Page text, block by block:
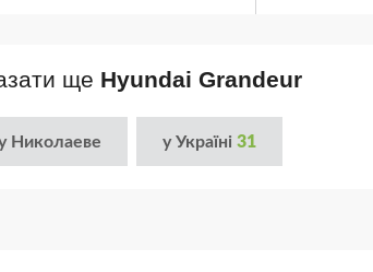
ще Hyundai Grandeur
Николаеве у Україні 31